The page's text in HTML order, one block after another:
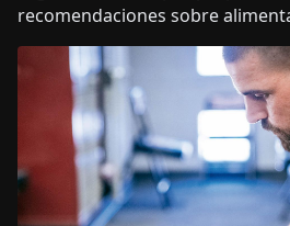
recomendaciones sobre